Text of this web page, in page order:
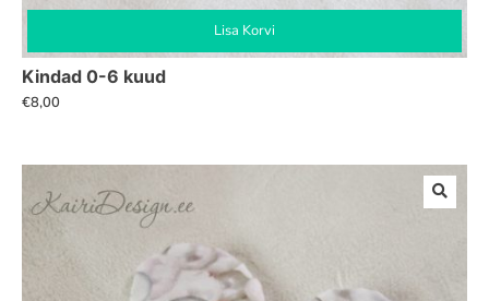
Lisa Korvi
Kindad 0-6 kuud
€8,00